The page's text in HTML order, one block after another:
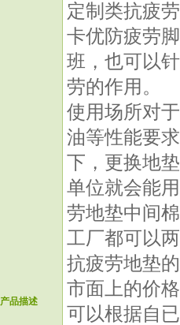
产品描述
定制类抗疲
卡优防疲劳
班，也可以
劳的作用。
使用场所对
油等性能要
下，更换地
单位就会能
劳地垫中间
工厂都可以
抗疲劳地垫
市面上的价
可以根据自